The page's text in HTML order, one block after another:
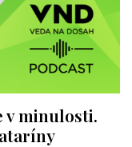
v minulosti.